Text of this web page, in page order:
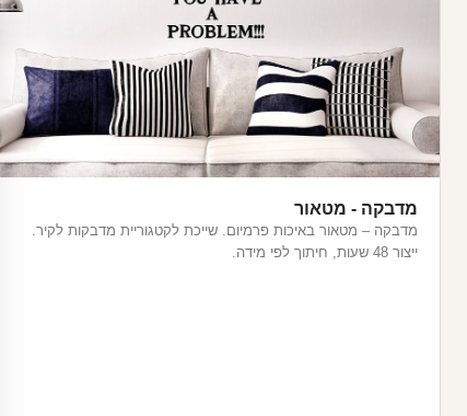
מדבקה - מטאור
מדבקה – מטאור באיכות פרמיום. שייכת לקטגוריית מדבקות לקיר.
ייצור 48 שעות, חיתוך לפי מידה.